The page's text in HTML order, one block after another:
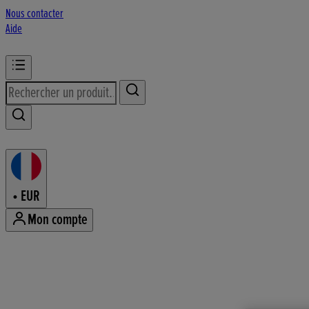
Nous contacter
Aide
• EUR
Mon compte